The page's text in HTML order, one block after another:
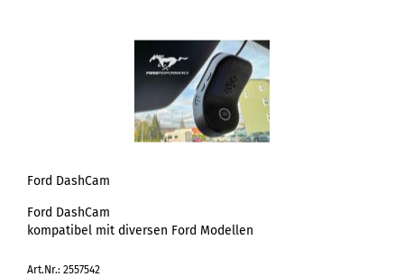
Ford DashCam
Ford DashCam
kompatibel mit diversen Ford Modellen
Art.Nr.: 2557542